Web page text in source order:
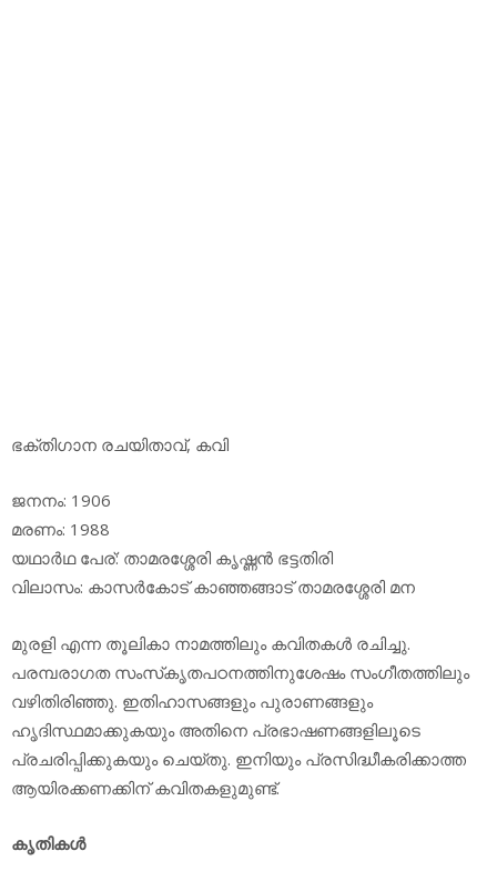
ഭക്തിഗാന രചയിതാവ്, കവി
ജനനം: 1906
മരണം: 1988
യഥാര്‍ഥ പേര്: താമരശ്ശേരി കൃഷ്ണന്‍ ഭട്ടതിരി
വിലാസം: കാസര്‍കോട് കാഞ്ഞങ്ങാട് താമരശ്ശേരി മന
മുരളി എന്ന തൂലികാ നാമത്തിലും കവിതകള്‍ രചിച്ചു.
പരമ്പരാഗത സംസ്‌കൃതപഠനത്തിനുശേഷം സംഗീതത്തിലും
വഴിതിരിഞ്ഞു. ഇതിഹാസങ്ങളും പുരാണങ്ങളും
ഹൃദിസ്ഥമാക്കുകയും അതിനെ പ്രഭാഷണങ്ങളിലൂടെ
പ്രചരിപ്പിക്കുകയും ചെയ്തു. ഇനിയും പ്രസിദ്ധീകരിക്കാത്ത
ആയിരക്കണക്കിന് കവിതകളുമുണ്ട്.
കൃതികള്‍